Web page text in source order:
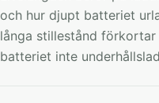
och hur djupt batteriet
långa stillestånd
batteriet inte